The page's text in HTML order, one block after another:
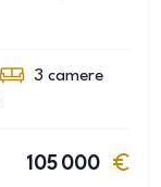
3 camere
105 000